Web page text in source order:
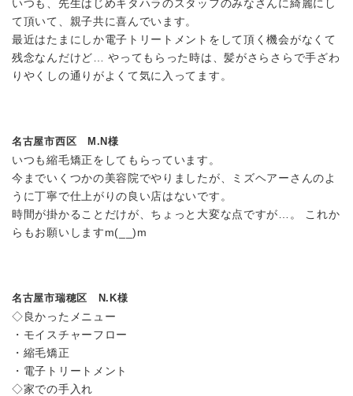
いつも、先生はじめキタハラのスタッフのみなさんに綺麗にし
て頂いて、親子共に喜んでいます。
最近はたまにしか電子トリートメントをして頂く機会がなくて
残念なんだけど… やってもらった時は、髪がさらさらで手ざわ
りやくしの通りがよくて気に入ってます。
名古屋市西区 M.N様
いつも縮毛矯正をしてもらっています。
今までいくつかの美容院でやりましたが、ミズヘアーさんのよ
うに丁寧で仕上がりの良い店はないです。
時間が掛かることだけが、ちょっと大変な点ですが…。 これか
らもお願いしますm(__)m
名古屋市瑞穂区 N.K様
◇良かったメニュー
・モイスチャーフロー
・縮毛矯正
・電子トリートメント
◇家での手入れ